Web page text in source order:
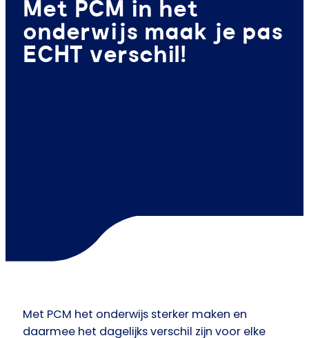
Met PCM in het
onderwijs maak je pas
ECHT verschil!
Met PCM het onderwijs sterker maken en
daarmee het dagelijks verschil zijn voor elke